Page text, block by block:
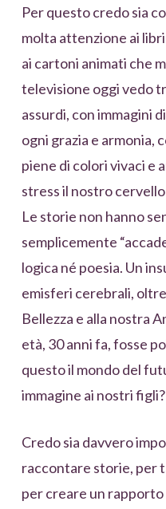
Per questo credo sia
molta attenzione ai
ai cartoni animati che
televisione oggi vedo
assurdi, con immagini
ogni grazia e armonia,
piene di colori vivaci e
stress il nostro
Le storie non hanno
semplicemente
logica né poesia. Un
emisferi cerebrali,
Bellezza e alla nostra
età, 30 anni fa, fosse
questo il mondo del
immagine ai nostri figli?
Credo sia davvero
raccontare storie, per
per creare un